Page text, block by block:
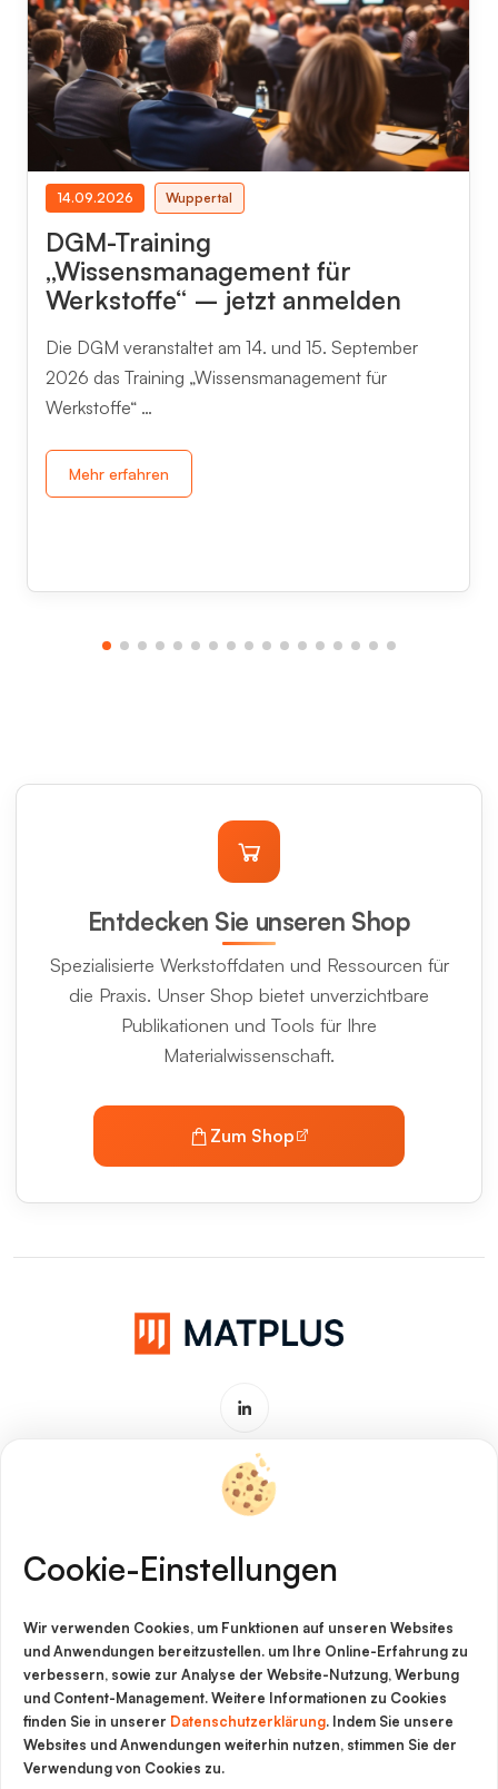
14.09.2026 Wuppertal
DGM-Training
„Wissensmanagement für
Werkstoffe“ – jetzt anmelden
Die DGM veranstaltet am 14. und 15. September
2026 das Training „Wissensmanagement für
Werkstoffe“ …
Mehr erfahren
Entdecken Sie unseren Shop
Spezialisierte Werkstoffdaten und Ressourcen für
die Praxis. Unser Shop bietet unverzichtbare
Publikationen und Tools für Ihre
Materialwissenschaft.
Zum Shop
Software & Service für
Cookie-Richtlinie
Datenschutz
Rechtliche Hinweise
Cookie-Einstellungen
Wir verwenden Cookies, um Funktionen auf unseren Websites
und Anwendungen bereitzustellen. um Ihre Online-Erfahrung zu
verbessern, sowie zur Analyse der Website-Nutzung, Werbung
und Content-Management. Weitere Informationen zu Cookies
finden Sie in unserer Datenschutzerklärung. Indem Sie unsere
Websites und Anwendungen weiterhin nutzen, stimmen Sie der
Verwendung von Cookies zu.